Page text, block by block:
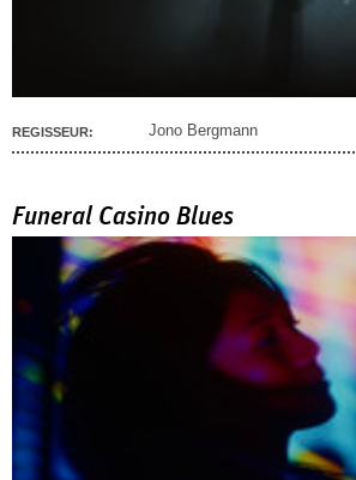
REGISSEUR: Jono Bergmann
Funeral Casino Blues